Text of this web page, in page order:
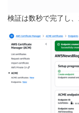
検証は数秒で完了し